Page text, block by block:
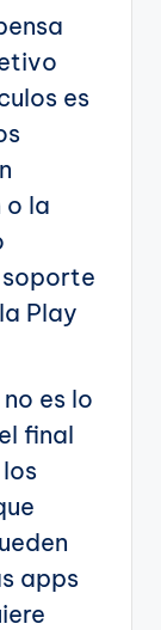
es
o la
Play
es lo
final
apps